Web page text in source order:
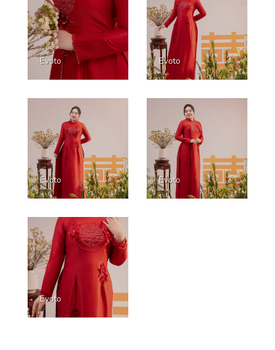
Evoto Evoto
Evoto Evoto
Evoto